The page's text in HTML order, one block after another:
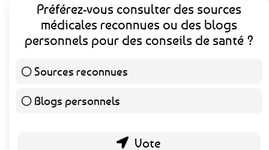
Préférez-vous consulter des sources
médicales reconnues ou des blogs
personnels pour des conseils de santé ?
Sources reconnues
Blogs personnels